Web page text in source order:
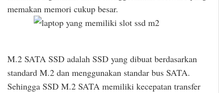
memakan memori cukup besar.
M.2 SATA SSD adalah SSD yang dibuat berdasarkan
standard M.2 dan menggunakan standar bus SATA.
Sehingga SSD M.2 SATA memiliki kecepatan transfer